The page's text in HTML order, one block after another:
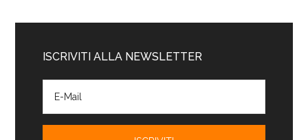
ISCRIVITI ALLA NEWSLETTER